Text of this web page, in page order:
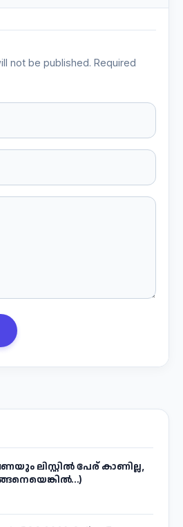
not be published. Required
ലിസ്റ്റിൽ പേര് കാണില്ല,